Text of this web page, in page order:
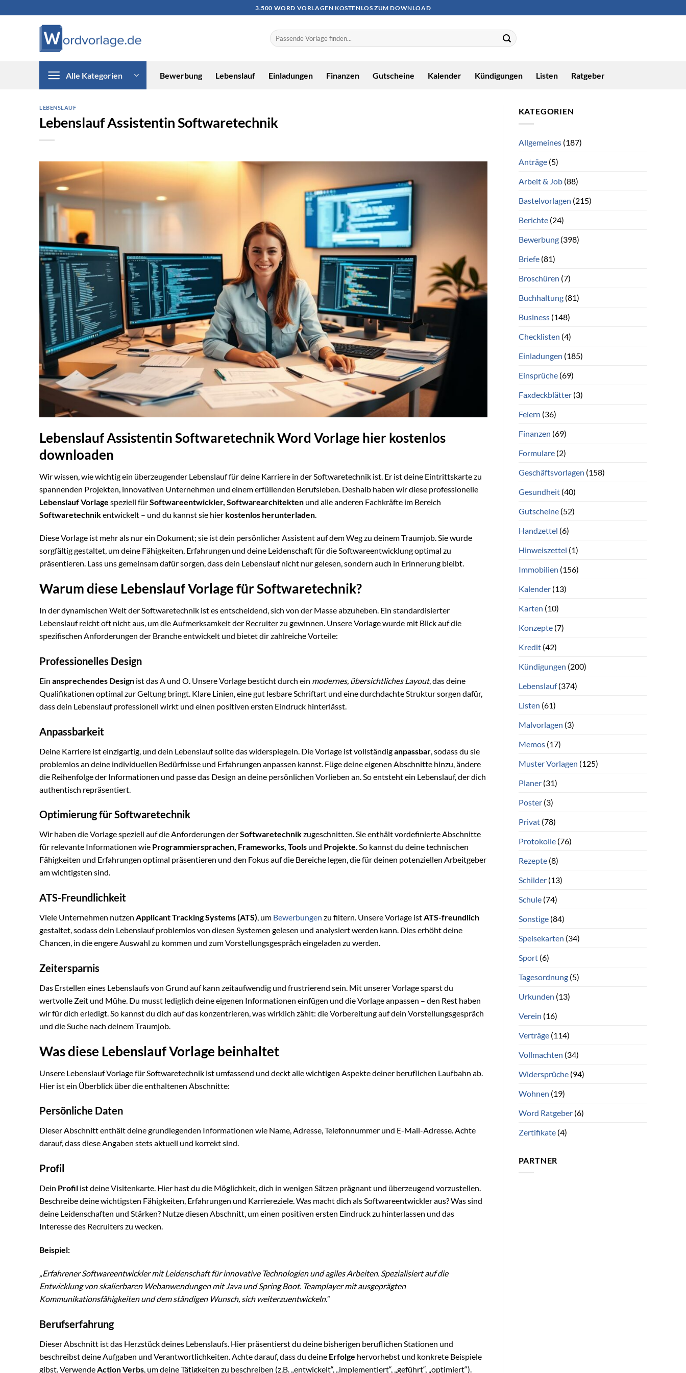
3.500 WORD VORLAGEN KOSTENLOS ZUM DOWNLOAD
Alle Kategorien Bewerbung Lebenslauf Einladungen Finanzen Gutscheine Kalender Kündigungen Listen Ratgeber
LEBENSLAUF
Lebenslauf Assistentin Softwaretechnik
Lebenslauf Assistentin Softwaretechnik Word Vorlage hier kostenlos
downloaden
Wir wissen, wie wichtig ein überzeugender Lebenslauf für deine Karriere in der Softwaretechnik ist. Er ist deine Eintrittskarte zu
spannenden Projekten, innovativen Unternehmen und einem erfüllenden Berufsleben. Deshalb haben wir diese professionelle
Lebenslauf Vorlage speziell fürSoftwareentwickler, Softwarearchitekten und alle anderen Fachkräfte im Bereich
Softwaretechnikentwickelt – und du kannst sie hier kostenlos herunterladen
Diese Vorlage ist mehr als nur ein Dokument; sie ist dein persönlicher Assistent auf dem Weg zu deinem Traumjob. Sie wurde
sorgfältig gestaltet, um deine Fähigkeiten, Erfahrungen und deine Leidenschaft für die Softwareentwicklung optimal zu
präsentieren. Lass uns gemeinsam dafür sorgen, dass dein Lebenslauf nicht nur gelesen, sondern auch in Erinnerung bleibt.
Warum diese Lebenslauf Vorlage für Softwaretechnik?
In der dynamischen Welt der Softwaretechnik ist es entscheidend, sich von der Masse abzuheben. Ein standardisierter
Lebenslauf reicht oft nicht aus, um die Aufmerksamkeit der Recruiter zu gewinnen. Unsere Vorlage wurde mit Blick auf die
spezifischen Anforderungen der Branche entwickelt und bietet dir zahlreiche Vorteile:
Professionelles Design
Ein ansprechendes Design ist das A und O. Unsere Vorlage besticht durch ein modernes, übersichtliches Layout, das deine
Qualifikationen optimal zur Geltung bringt. Klare Linien, eine gut lesbare Schriftart und eine durchdachte Struktur sorgen dafür,
dass dein Lebenslauf professionell wirkt und einen positiven ersten Eindruck hinterlässt.
Anpassbarkeit
Deine Karriere ist einzigartig, und dein Lebenslauf sollte das widerspiegeln. Die Vorlage ist vollständiganpassbar , sodass du sie
problemlos an deine individuellen Bedürfnisse und Erfahrungen anpassen kannst. Füge deine eigenen Abschnitte hinzu, ändere
die Reihenfolge der Informationen und passe das Design an deine persönlichen Vorlieben an. So entsteht ein Lebenslauf, der dich
authentisch repräsentiert.
Optimierung für Softwaretechnik
Wir haben die Vorlage speziell auf die Anforderungen derSoftwaretechnikzugeschnitten. Sie enthält vordefinierte Abschnitte
für relevante Informationen wie Programmiersprachen, Frameworks, Tools und Projekte. So kannst du deine technischen
Fähigkeiten und Erfahrungen optimal präsentieren und den Fokus auf die Bereiche legen, die für deinen potenziellen Arbeitgeber
am wichtigsten sind.
ATS-Freundlichkeit
Viele Unternehmen nutzen Applicant Tracking Systems (ATS), um Bewerbungen zu filtern. Unsere Vorlage istATS-freundlich
gestaltet, sodass dein Lebenslauf problemlos von diesen Systemen gelesen und analysiert werden kann. Dies erhöht deine
Chancen, in die engere Auswahl zu kommen und zum Vorstellungsgespräch eingeladen zu werden.
Zeitersparnis
Das Erstellen eines Lebenslaufs von Grund auf kann zeitaufwendig und frustrierend sein. Mit unserer Vorlage sparst du
wertvolle Zeit und Mühe. Du musst lediglich deine eigenen Informationen einfügen und die Vorlage anpassen – den Rest haben
wir für dich erledigt. So kannst du dich auf das konzentrieren, was wirklich zählt: die Vorbereitung auf dein Vorstellungsgespräch
und die Suche nach deinem Traumjob.
Was diese Lebenslauf Vorlage beinhaltet
Unsere Lebenslauf Vorlage für Softwaretechnik ist umfassend und deckt alle wichtigen Aspekte deiner beruflichen Laufbahn ab.
Hier ist ein Überblick über die enthaltenen Abschnitte:
Persönliche Daten
Dieser Abschnitt enthält deine grundlegenden Informationen wie Name, Adresse, Telefonnummer und E-Mail-Adresse. Achte
darauf, dass diese Angaben stets aktuell und korrekt sind.
Profil
Dein Profil ist deine Visitenkarte. Hier hast du die Möglichkeit, dich in wenigen Sätzen prägnant und überzeugend vorzustellen.
Beschreibe deine wichtigsten Fähigkeiten, Erfahrungen und Karriereziele. Was macht dich als Softwareentwickler aus? Was sind
deine Leidenschaften und Stärken? Nutze diesen Abschnitt, um einen positiven ersten Eindruck zu hinterlassen und das
Interesse des Recruiters zu wecken.
Beispiel:
„Erfahrener Softwareentwickler mit Leidenschaft für innovative Technologien und agiles Arbeiten. Spezialisiert auf die
Entwicklung von skalierbaren Webanwendungen mit Java und Spring Boot. Teamplayer mit ausgeprägten
Kommunikationsfähigkeiten und dem ständigen Wunsch, sich weiterzuentwickeln.“
Berufserfahrung
Dieser Abschnitt ist das Herzstück deines Lebenslaufs. Hier präsentierst du deine bisherigen beruflichen Stationen und
beschreibst deine Aufgaben und Verantwortlichkeiten. Achte darauf, dass du deine Erfolge hervorhebst und konkrete Beispiele
gibst. Verwende Action Verbs , um deine Tätigkeiten zu beschreiben (z.B. „entwickelt“, „implementiert“, „geführt“, „optimiert“).
KATEGORIEN
Allgemeines(187)
Anträge(5)
Arbeit & Job(88)
Bastelvorlagen (215)
Berichte(24)
Bewerbung(398)
Briefe(81)
Broschüren (7)
Buchhaltung(81)
Business(148)
Checklisten (4)
Einladungen (185)
Einsprüche(69)
Faxdeckblätter(3)
Feiern (36)
Finanzen (69)
Formulare(2)
Geschäftsvorlagen (158)
Gesundheit(40)
Gutscheine(52)
Handzettel (6)
Hinweiszettel (1)
Immobilien (156)
Kalender(13)
Karten (10)
Konzepte(7)
Kredit(42)
Kündigungen (200)
Lebenslauf(374)
Listen (61)
Malvorlagen (3)
Memos(17)
Muster Vorlagen (125)
Planer(31)
Poster(3)
Privat(78)
Protokolle(76)
Rezepte(8)
Schilder(13)
Schule(74)
Sonstige(84)
Speisekarten (34)
Sport(6)
Tagesordnung(5)
Urkunden (13)
Verein (16)
Verträge(114)
Vollmachten (34)
Widersprüche(94)
Wohnen (19)
Word Ratgeber(6)
Zertifikate(4)
PARTNER